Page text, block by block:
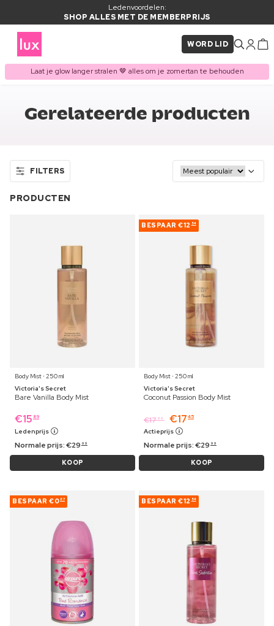
Ledenvoordelen:
SHOP ALLES MET DE MEMBERPRIJS
WORD LID
Laat je glow langer stralen 🤎 alles om je zomertan te behouden
Gerelateerde producten
FILTERS
PRODUCTEN
Body Mist ⋅ 250 ml
Victoria's Secret
Bare Vanilla Body Mist
€15 89
Ledenprijs
Normale prijs:€29 99
KOOP
BESPAAR €12 54
Body Mist ⋅ 250 ml
Victoria's Secret
Coconut Passion Body Mist
€17 99 €17 45
Actieprijs
Normale prijs:€29 99
KOOP
BESPAAR €0 87 BESPAAR €12 54